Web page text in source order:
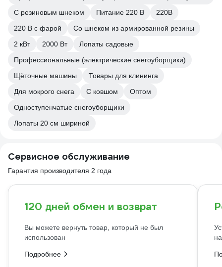
С резиновым шнеком
Питание 220 В
220В
220 В с фарой
Со шнеком из армированной резины
2 кВт
2000 Вт
Лопаты садовые
Профессиональные (электрические снегоуборщики)
Щёточные машины
Товары для клининга
Для мокрого снега
С ковшом
Оптом
Одноступенчатые снегоуборщики
Лопаты 20 см шириной
Сервисное обслуживание
Гарантия производителя 2 года
120 дней обмен и возврат
Вы можете вернуть товар, который не был
использован
Подробнее